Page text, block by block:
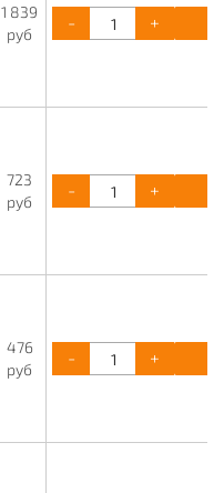
1 839
руб
- +
723
руб
- +
476
руб
- +